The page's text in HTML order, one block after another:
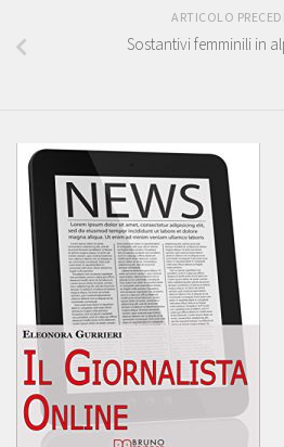
ARTICOLO
Sostantivi femminili in